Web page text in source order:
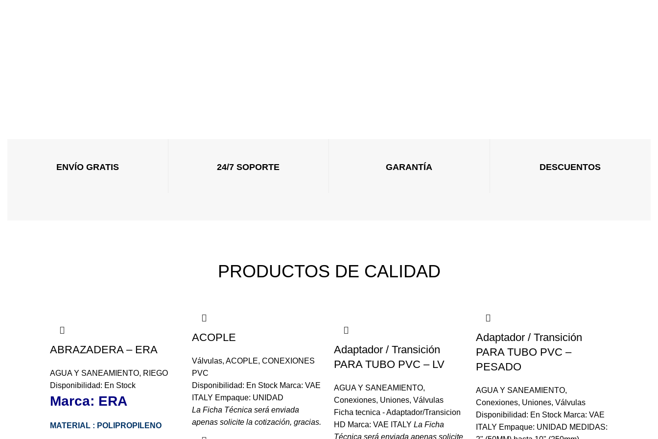
ENVÍO GRATIS 24/7 SOPORTE GARANTÍA DESCUENTOS
PRODUCTOS DE CALIDAD
ABRAZADERA – ERA
AGUA Y SANEAMIENTO, RIEGO
Disponibilidad: En Stock
Marca: ERA
MATERIAL : POLIPROPILENO
ACOPLE
Válvulas, ACOPLE, CONEXIONES
PVC
Disponibilidad: En Stock Marca: VAE
ITALY Empaque: UNIDAD
La Ficha Técnica será enviada
apenas solicite la cotización, gracias.
Adaptador / Transición
PARA TUBO PVC – LV
AGUA Y SANEAMIENTO,
Conexiones, Uniones, Válvulas
Ficha tecnica - Adaptador/Transicion
HD Marca: VAE ITALY La Ficha
Técnica será enviada apenas solicite
Adaptador / Transición
PARA TUBO PVC –
PESADO
AGUA Y SANEAMIENTO,
Conexiones, Uniones, Válvulas
Disponibilidad: En Stock Marca: VAE
ITALY Empaque: UNIDAD MEDIDAS: